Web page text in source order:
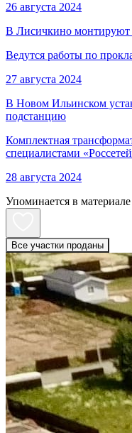
26 августа 2024
В Лисичкино монтируют
Ведутся работы по
27 августа 2024
В Новом Ильинском
подстанцию
Комплектная
специалистами
28 августа 2024
Упоминается в материале
Все участки проданы